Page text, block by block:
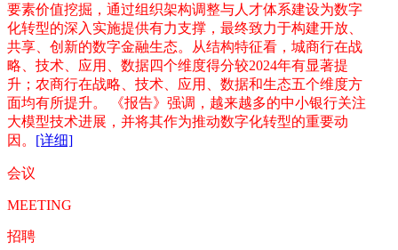
要素价值挖掘，通过组织架构调整与人才体系建设为数字
化转型的深入实施提供有力支撑，最终致力于构建开放、
共享、创新的数字金融生态。从结构特征看，城商行在战
略、技术、应用、数据四个维度得分较2024年有显著提
升；农商行在战略、技术、应用、数据和生态五个维度方
面均有所提升。 《报告》强调，越来越多的中小银行关注
大模型技术进展，并将其作为推动数字化转型的重要动
因。 [详细]
会议
MEETING
招聘